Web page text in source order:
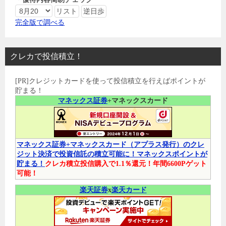
完全版で調べる
クレカで投信積立！
[PR]クレジットカードを使って投信積立を行えばポイントが
貯まる！
マネックス証券+マネックスカード
マネックス証券+マネックスカード（アプラス発行）のクレ
ジット決済で投資信託の積立可能に！マネックスポイントが
貯まる！ クレカ積立投信購入で1.1％還元！年間6600Pゲット
可能！
楽天証券x楽天カード